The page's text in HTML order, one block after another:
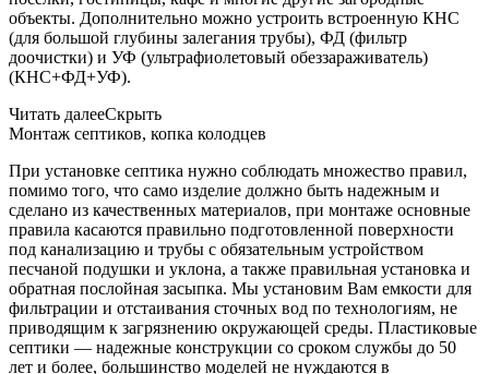
объекты. Дополнительно можно устроить встроенную КНС
(для большой глубины залегания трубы), ФД (фильтр
доочистки) и УФ (ультрафиолетовый обеззараживатель)
(КНС+ФД+УФ).
Читать далееСкрыть
Монтаж септиков, копка колодцев
При установке септика нужно соблюдать множество правил,
помимо того, что само изделие должно быть надежным и
сделано из качественных материалов, при монтаже основные
правила касаются правильно подготовленной поверхности
под канализацию и трубы с обязательным устройством
песчаной подушки и уклона, а также правильная установка и
обратная послойная засыпка. Мы установим Вам емкости для
фильтрации и отстаивания сточных вод по технологиям, не
приводящим к загрязнению окружающей среды. Пластиковые
септики — надежные конструкции со сроком службы до 50
лет и более, большинство моделей не нуждаются в